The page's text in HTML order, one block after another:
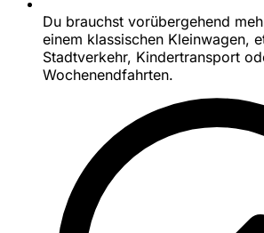
Du brauchst vorübergehend
einem klassischen Kleinwagen,
Stadtverkehr, Kindertransport
Wochenendfahrten.